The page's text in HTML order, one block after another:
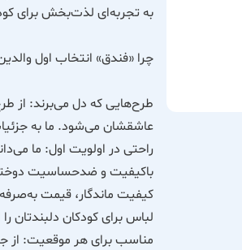
به تجربه‌ای لذت‌بخش برای
چرا «فندق» انتخاب اول
طرح‌هایی که دل می‌برند: از
عاشقشان می‌شود. ما به
راحتی در اولویت اول: ما
باکیفیت و ضدحساسیت
کیفیت ماندگار، قیمت
لباس برای کودکان دلبندتان
مناسب برای هر موقعیت: از